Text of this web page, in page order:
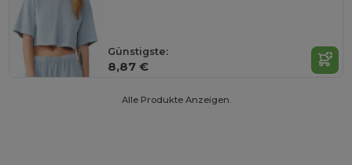
Günstigste:
8,87 €
Alle Produkte Anzeigen.